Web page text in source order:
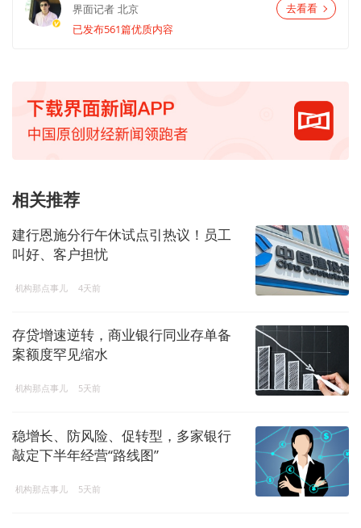
界面记者 北京
已发布561篇优质内容
去看看
相关推荐
建行恩施分行午休试点引热议！员工
叫好、客户担忧
机构那点事儿 4天前
存贷增速逆转，商业银行同业存单备
案额度罕见缩水
机构那点事儿 5天前
稳增长、防风险、促转型，多家银行
敲定下半年经营“路线图”
机构那点事儿 5天前